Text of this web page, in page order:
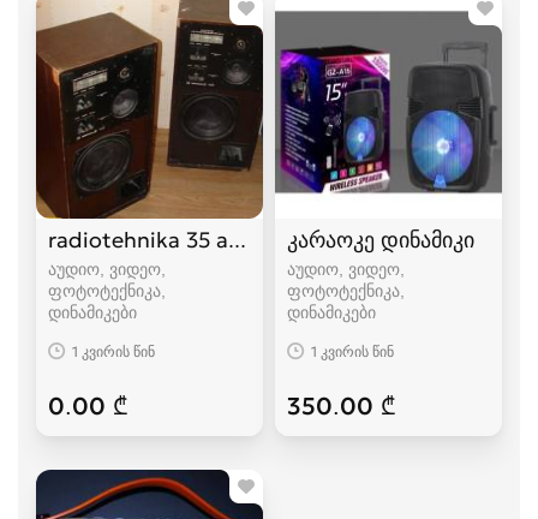
radiotehnika 35 ac-1
აუდიო, ვიდეო,
ფოტოტექნიკა,
დინამიკები
1 კვირის წინ
0.00 ₾
კარაოკე დინამიკი
აუდიო, ვიდეო,
ფოტოტექნიკა,
დინამიკები
1 კვირის წინ
350.00 ₾